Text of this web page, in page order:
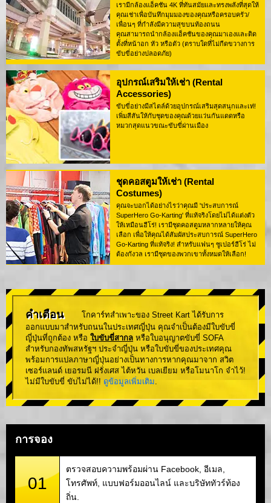
เรามีกล้องแอ็คชัน 4K ที่ทันสมัยและทรงพลังที่สุดให้
คุณเช่าเพื่อบันทึกมุมมองของคุณหรือครอบครัว/
เพื่อนๆ ที่กำลังมีความสุขบนท้องถนน
คุณสามารถนำกล้องแอ็คชันของคุณมาเองและติด
ตั้งที่หน้าอก หัว หรือตัว (ตราบใดที่ไม่กีดขวางการ
ขับขี่อย่างปลอดภัย)
อุปกรณ์เสริมให้เช่า (Rental
Accessories)
ขับขี่อย่างมีสไตล์ด้วยอุปกรณ์เสริมสุดสนุกและเท่!
เพิ่มสีสันให้กับชุดของคุณด้วยแว่นกันแดดหรือ
หมวกสุดแนวขณะขับขี่ผ่านเมือง
ชุดคอสตูมให้เช่า (Rental
Costumes)
คุณจะบอกได้อย่างไรว่าคุณมี 'ประสบการณ์
SuperHero Go-Karting' ที่แท้จริงโดยไม่ได้แต่งตัว
ให้เหมือนฮีโร่! เรามีชุดคอสตูมหลากหลายให้คุณ
เลือก เพื่อให้คุณได้สัมผัสประสบการณ์ SuperHero
Go-Karting ที่แท้จริง! สำหรับแฟนๆ ซูเปอร์ฮีโร่ ไม่
ต้องกังวล เรามีชุดของพวกเขาทั้งหมดให้เลือก!
คำเตือน
โกคาร์ทสำเพาะของ Street Kart ได้รับการ
ออกแบบมาสำหรับถนนในประเทศญี่ปุ่น คุณจำเป็นต้องมีใบขับขี่
ญี่ปุ่นที่ถูกต้อง หรือ ใบขับขี่สากล หรือใบอนุญาตขับขี่ SOFA
สำหรับกองทัพสหรัฐฯ ประจำญี่ปุ่น หรือใบขับขี่ของประเทศคุณ
พร้อมการแปลภาษาญี่ปุ่นอย่างเป็นทางการหากคุณมาจาก สวิต
เซอร์แลนด์ เยอรมนี ฝรั่งเศส ไต้หวัน เบลเยียม หรือโมนาโก จำไว้!
ไม่มีใบขับขี่ ขับไม่ได้!! ดูข้อมูลเพิ่มเติม.
การจอง
01
ตรวจสอบความพร้อมผ่าน Facebook, อีเมล,
โทรศัพท์, แบบฟอร์มออนไลน์ และบริษัททัวร์ท้อง
ถิ่น.